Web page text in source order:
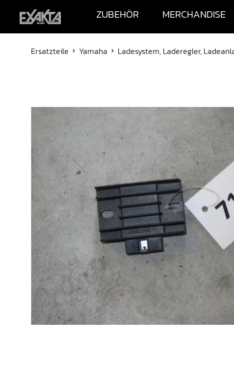
ZUBEHÖR MERCHANDISE
Ersatzteile Yamaha Ladesystem, Laderegler,